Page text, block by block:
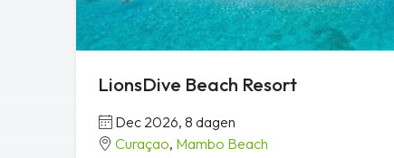
LionsDive Beach Resort
Dec 2026, 8 dagen
Curaçao, Mambo Beach